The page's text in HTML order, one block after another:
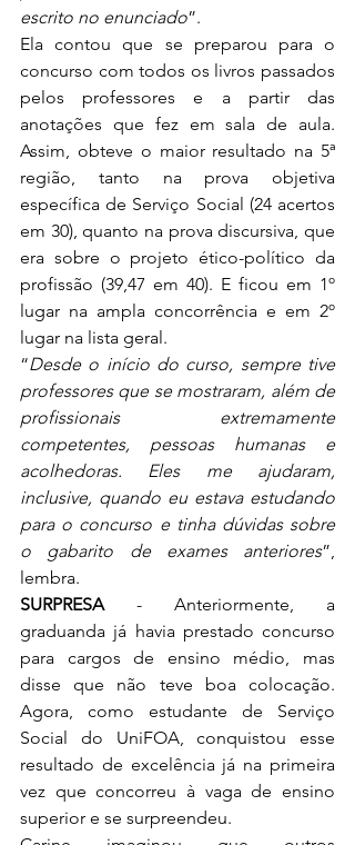
escrito no enunciado”.
Ela contou que se preparou para o
concurso com todos os livros passados
pelos professores e a partir das
anotações que fez em sala de aula.
Assim, obteve o maior resultado na 5ª
região, tanto na prova objetiva
específica de Serviço Social (24 acertos
em 30), quanto na prova discursiva, que
era sobre o projeto ético-político da
profissão (39,47 em 40). E ficou em 1º
lugar na ampla concorrência e em 2º
lugar na lista geral.
“Desde o início do curso, sempre tive
professores que se mostraram, além de
profissionais extremamente
competentes, pessoas humanas e
acolhedoras. Eles me ajudaram,
inclusive, quando eu estava estudando
para o concurso e tinha dúvidas sobre
o gabarito de exames anteriores”,
lembra.
SURPRESA - Anteriormente, a
graduanda já havia prestado concurso
para cargos de ensino médio, mas
disse que não teve boa colocação.
Agora, como estudante de Serviço
Social do UniFOA, conquistou esse
resultado de excelência já na primeira
vez que concorreu à vaga de ensino
superior e se surpreendeu.